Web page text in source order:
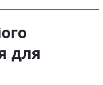
для